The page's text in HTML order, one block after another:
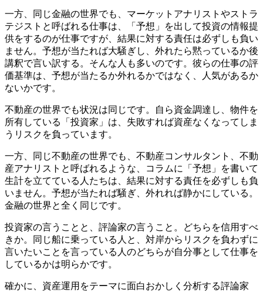
一方、同じ金融の世界でも、マーケットアナリストやストラ
テジストと呼ばれる仕事は、「予想」を出して投資の情報提
供をするのが仕事ですが、結果に対する責任は必ずしも負い
ません。予想が当たれば大騒ぎし、外れたら黙っているか後
講釈で言い訳する。そんな人も多いのです。彼らの仕事の評
価基準は、予想が当たるか外れるかではなく、人気があるか
ないかです。
不動産の世界でも状況は同じです。自ら資金調達し、物件を
所有している「投資家」は、失敗すれば資産なくなってしま
うリスクを負っています。
一方、同じ不動産の世界でも、不動産コンサルタント、不動
産アナリストと呼ばれるような、コラムに「予想」を書いて
生計を立てている人たちは、結果に対する責任を必ずしも負
いません。予想が当たれば騒ぎ、外れれば静かにしている。
金融の世界と全く同じです。
投資家の言うことと、評論家の言うこと。どちらを信用すべ
きか。同じ船に乗っている人と、対岸からリスクを負わずに
言いたいことを言っている人のどちらが自分事として仕事を
しているかは明らかです。
確かに、資産運用をテーマに面白おかしく分析する評論家